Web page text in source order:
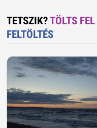
TETSZIK?TÖLTS
FELTÖLTÉS